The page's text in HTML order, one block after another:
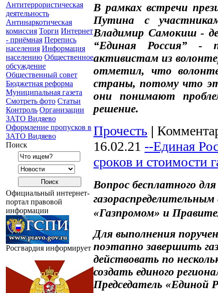
Антитеррористическая
деятельность
Антинаркотическая
комиссия Торги Интернет
- приёмная Перепись
населения Информация
населению Общественное
обсуждение
Общественный совет
Бюджетная реформа
Муниципальная газета
Смотреть фото Статьи
Контроль Организации
ЗАТО Видяево
Оформление пропусков в
ЗАТО Видяево
Поиск
Официальный интернет-
портал правовой
информации
Росгвардия информирует
В рамках встречи
Путина с
Владимир Самокиш -
“Единая Россия” -
активистам из
отметил, что
страны, потому что
они понимают
решение.
Прочесть |
16.02.21 --Единая
сроков и стоимости
Вопрос бесплатного
«Газпромом» и
Для выполнения
поэтапно завершить
действовать по
создать единого
Председатель «Единой